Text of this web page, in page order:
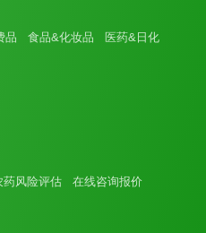
品 食品&化妆品
医药&日化
药风险评估
在线咨询报价